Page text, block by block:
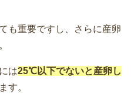
も重要ですし、さらに産卵
は25℃以下でないと産卵し
す。